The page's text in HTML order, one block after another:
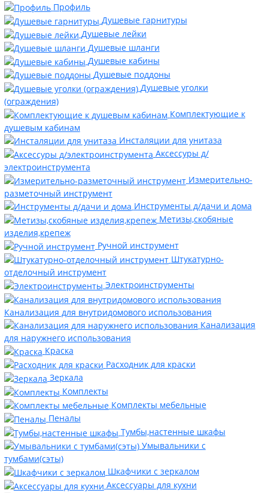
Профиль
Душевые гарнитуры
Душевые лейки
Душевые шланги
Душевые кабины
Душевые поддоны
Душевые уголки
(ограждения)
Комплектующие к
душевым кабинам
Инсталяции для унитаза
Аксессуры д/
электроинструмента
Измерительно-
разметочный инструмент
Инструменты д/дачи и дома
Метизы,скобяные
изделия,крепеж
Ручной инструмент
Штукатурно-
отделочный инструмент
Электроинструменты
Канализация для внутридомового использования
Канализация
для наружнего использования
Краска
Расходник для краски
Зеркала
Комплекты
Комплекты мебельные
Пеналы
Тумбы,настенные шкафы
Умывальники с
тумбами(сэты)
Шкафчики с зеркалом
Аксессуары для кухни